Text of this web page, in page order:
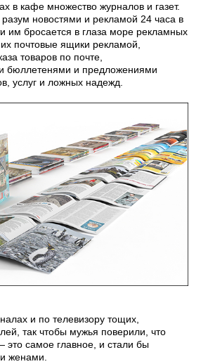
в кафе множество журналов и газет.
новостями и рекламой 24 часа в
им бросается в глаза море рекламных
почтовые ящики рекламой,
товаров по почте,
бюллетенями и предложениями
услуг и ложных надежд.
и по телевизору тощих,
так чтобы мужья поверили, что
это самое главное, и стали бы
женами.